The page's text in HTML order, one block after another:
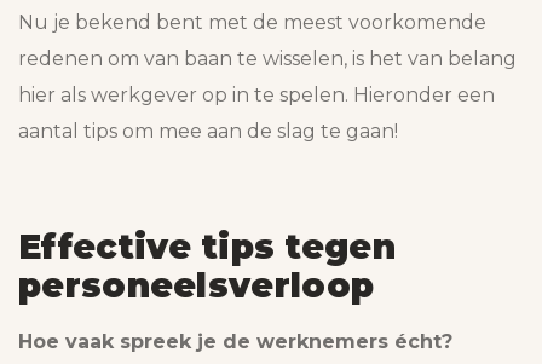
Nu je bekend bent met de meest voorkomende
redenen om van baan te wisselen, is het van belang
hier als werkgever op in te spelen. Hieronder een
aantal tips om mee aan de slag te gaan!
Effective tips tegen
personeelsverloop
Hoe vaak spreek je de werknemers écht?